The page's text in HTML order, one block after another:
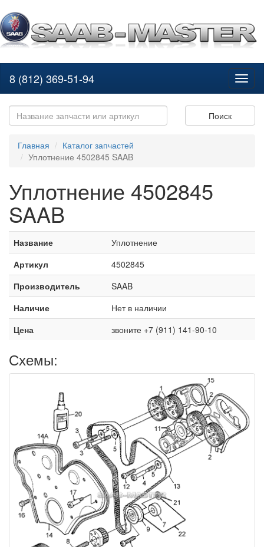
8 (812) 369-51-94
Поиск
Главная
Каталог запчастей
Уплотнение 4502845 SAAB
Уплотнение 4502845
SAAB
Название
Уплотнение
Артикул
4502845
Производитель
SAAB
Наличие
Нет в наличии
Цена
звоните +7 (911) 141-90-10
Схемы: